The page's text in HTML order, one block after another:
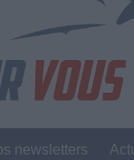
newsletters